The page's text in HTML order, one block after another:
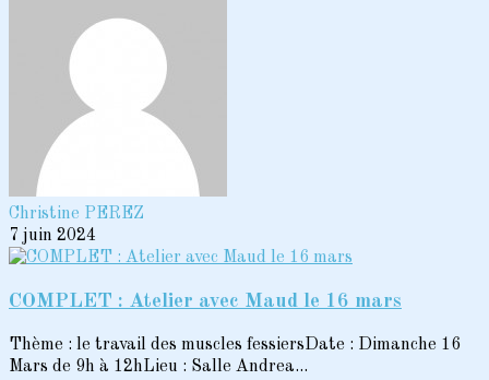
Christine PEREZ
7 juin 2024
COMPLET : Atelier avec Maud le 16 mars
Thème : le travail des muscles fessiersDate : Dimanche 16
Mars de 9h à 12hLieu : Salle Andrea...